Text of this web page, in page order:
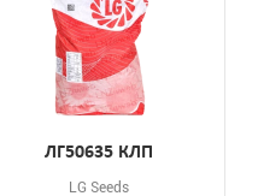
ЛГ50635 КЛП
LG Seeds